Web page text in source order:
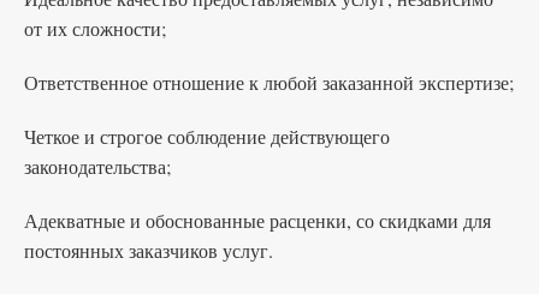
от их сложности;
Ответственное отношение к любой заказанной экспертизе;
Четкое и строгое соблюдение действующего
законодательства;
Адекватные и обоснованные расценки, со скидками для
постоянных заказчиков услуг.